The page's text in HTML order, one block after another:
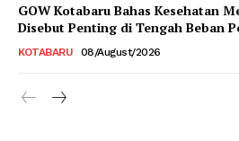
GOW Kotabaru Bahas Kesehatan
Disebut Penting di Tengah Beban
KOTABARU 08/August/2026